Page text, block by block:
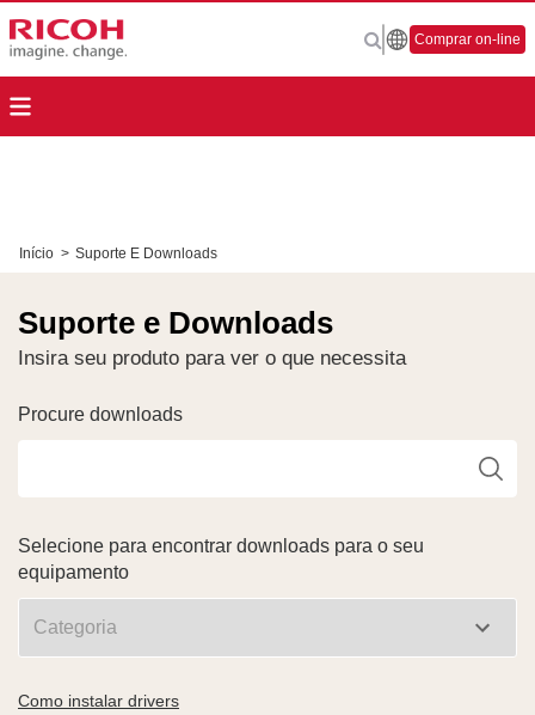
Comprar on-line
Início > Suporte E Downloads
Suporte e Downloads
Insira seu produto para ver o que necessita
Procure downloads
Selecione para encontrar downloads para o seu
equipamento
Como instalar drivers